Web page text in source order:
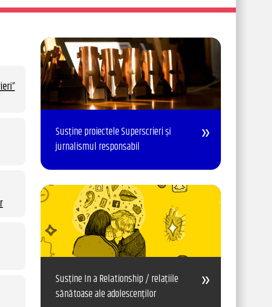
Susține proiectele Superscrieri și
jurnalismul responsabil
Susține In a Relationship / relațiile
sănătoase ale adolescenților